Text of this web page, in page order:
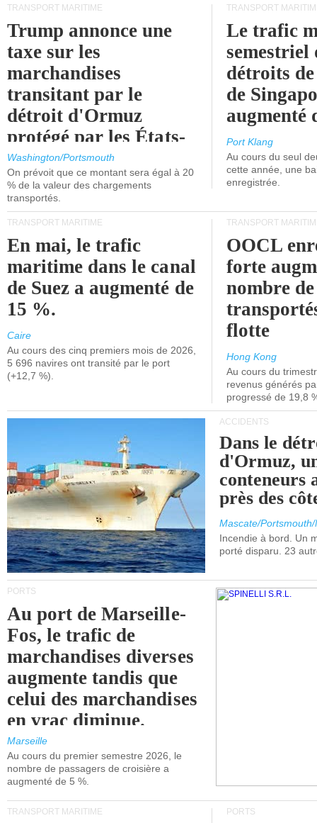
TRANSPORT MARITIME
Trump annonce une
taxe sur les
marchandises
transitant par le
détroit d'Ormuz
protégé par les États-
Unis.
Washington/Portsmouth
On prévoit que ce montant sera égal à 20
% de la valeur des chargements
transportés.
TRANSPORT
Le trafic
semestriel
détroits
de
augmenté
Port Klang
Au cours du seul
cette année, une
enregistrée.
TRANSPORT MARITIME
En mai, le trafic
maritime dans le canal
de Suez a augmenté de
15 %.
Caire
Au cours des cinq premiers mois de 2026,
5 696 navires ont transité par le port
(+12,7 %).
TRANSPORT
OOCL
forte
nombre
flotte
Hong Kong
Au cours du
revenus générés
progressé de 19,8
ACCIDENTS
Dans le
d'Ormuz,
conteneurs
près des
Mascate/
Incendie à bord. Un
porté disparu. 23
PORTS
Au port de Marseille-
Fos, le trafic de
marchandises diverses
augmente tandis que
celui des marchandises
en vrac diminue.
Marseille
Au cours du premier semestre 2026, le
nombre de passagers de croisière a
augmenté de 5 %.
TRANSPORT MARITIME PORTS